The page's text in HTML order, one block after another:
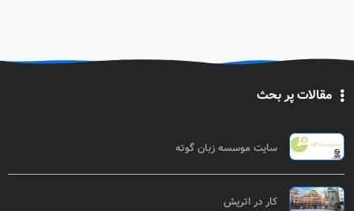
مقالات پر بحث
سایت موسسه زبان گوته
کار در اتریش